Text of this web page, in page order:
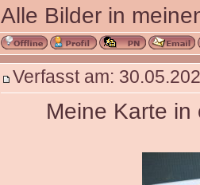
Alle Bilder in
Verfasst am:
Meine Karte